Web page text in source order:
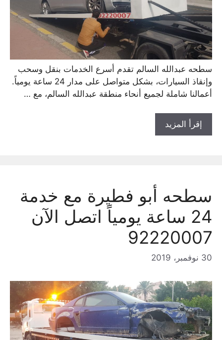
سطحه عبدالله السالم تقدم أسرع الخدمات بنقل وسحب
وإنقاذ السيارات، بشكل متواصل على مدار 24 ساعة يومياً.
أعمالنا شاملة لجميع أنحاء منطقة عبدالله السالم، مع …
إقرأ المزيد
سطحه أبو فطيرة مع خدمة
24 ساعة يومياً اتصل الآن
92220007
30 نوفمبر، 2019